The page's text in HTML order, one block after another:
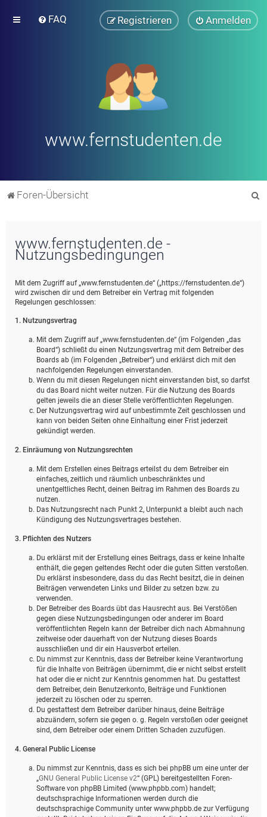
FAQ Anmelden
Registrieren
www.fernstudenten.de
Foren-Übersicht
www.fernstudenten.de -
Nutzungsbedingungen
Mit dem Zugriff auf „www.fernstudenten.de“ („https://fernstudenten.de“)
wird zwischen dir und dem Betreiber ein Vertrag mit folgenden
Regelungen geschlossen:
1. Nutzungsvertrag
Mit dem Zugriff auf „www.fernstudenten.de“ (im Folgenden „das
Board“) schließt du einen Nutzungsvertrag mit dem Betreiber des
Boards ab (im Folgenden „Betreiber“) und erklärst dich mit den
nachfolgenden Regelungen einverstanden.
Wenn du mit diesen Regelungen nicht einverstanden bist, so darfst
du das Board nicht weiter nutzen. Für die Nutzung des Boards
gelten jeweils die an dieser Stelle veröffentlichten Regelungen.
Der Nutzungsvertrag wird auf unbestimmte Zeit geschlossen und
kann von beiden Seiten ohne Einhaltung einer Frist jederzeit
gekündigt werden.
2. Einräumung von Nutzungsrechten
Mit dem Erstellen eines Beitrags erteilst du dem Betreiber ein
einfaches, zeitlich und räumlich unbeschränktes und
unentgeltliches Recht, deinen Beitrag im Rahmen des Boards zu
nutzen.
Das Nutzungsrecht nach Punkt 2, Unterpunkt a bleibt auch nach
Kündigung des Nutzungsvertrages bestehen.
3. Pflichten des Nutzers
Du erklärst mit der Erstellung eines Beitrags, dass er keine Inhalte
enthält, die gegen geltendes Recht oder die guten Sitten verstoßen.
Du erklärst insbesondere, dass du das Recht besitzt, die in deinen
Beiträgen verwendeten Links und Bilder zu setzen bzw. zu
verwenden.
Der Betreiber des Boards übt das Hausrecht aus. Bei Verstößen
gegen diese Nutzungsbedingungen oder anderer im Board
veröffentlichten Regeln kann der Betreiber dich nach Abmahnung
zeitweise oder dauerhaft von der Nutzung dieses Boards
ausschließen und dir ein Hausverbot erteilen.
Du nimmst zur Kenntnis, dass der Betreiber keine Verantwortung
für die Inhalte von Beiträgen übernimmt, die er nicht selbst erstellt
hat oder die er nicht zur Kenntnis genommen hat. Du gestattest
dem Betreiber, dein Benutzerkonto, Beiträge und Funktionen
jederzeit zu löschen oder zu sperren.
Du gestattest dem Betreiber darüber hinaus, deine Beiträge
abzuändern, sofern sie gegen o. g. Regeln verstoßen oder geeignet
sind, dem Betreiber oder einem Dritten Schaden zuzufügen.
4. General Public License
Du nimmst zur Kenntnis, dass es sich bei phpBB um eine unter der
„GNU General Public License v2“ (GPL) bereitgestellten Foren-
Software von phpBB Limited (www.phpbb.com) handelt;
deutschsprachige Informationen werden durch die
deutschsprachige Community unter www.phpbb.de zur Verfügung